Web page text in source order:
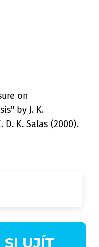
on
by J. K.
D. K. Salas (2000).
SI UJÍT